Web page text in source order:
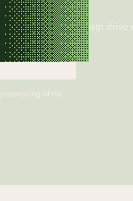
you need to help drive
of my